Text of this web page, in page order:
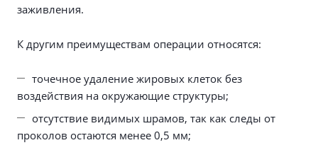
заживления.
К другим преимуществам операции относятся:
точечное удаление жировых клеток без
воздействия на окружающие структуры;
отсутствие видимых шрамов, так как следы от
проколов остаются менее 0,5 мм;